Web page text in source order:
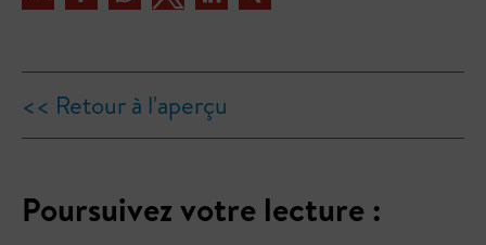
<< Retour à l'aperçu
Poursuivez votre lecture :